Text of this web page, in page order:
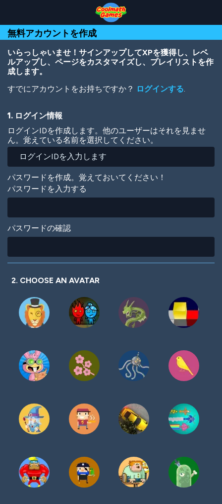
Top
of
Page
Navigation
Main
Content
Footer
ン
コ
ン
移
無料アカウントを作成
いらっしゃいませ！サインアップしてXPを獲得し、レベ
ルアップし、ページをカスタマイズし、プレイリストを作
成します。
すでにアカウントをお持ちですか？ ログインする.
1. ログイン情報
ログインIDを作成します。他のユーザーはそれを見ませ
ん。覚えている名前を選択してください。
パスワードを作成。覚えておいてください！
パスワードを入力する
パスワードの確認
2. CHOOSE AN AVATAR